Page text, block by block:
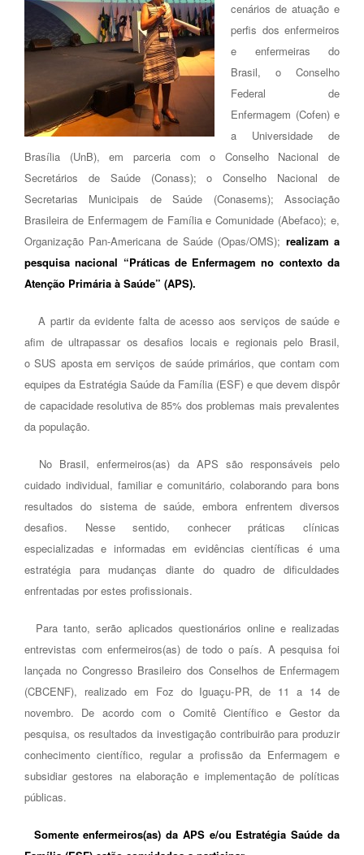
cenários de atuação e
perfis dos enfermeiros
e enfermeiras do
Brasil, o Conselho
Federal de
Enfermagem (Cofen) e
a Universidade de
Brasília (UnB), em parceria com o Conselho Nacional de
Secretários de Saúde (Conass); o Conselho Nacional de
Secretarias Municipais de Saúde (Conasems); Associação
Brasileira de Enfermagem de Família e Comunidade (Abefaco); e,
Organização Pan-Americana de Saúde (Opas/OMS); realizam a
pesquisa nacional “Práticas de Enfermagem no contexto da
Atenção Primária à Saúde” (APS).
A partir da evidente falta de acesso aos serviços de saúde e
afim de ultrapassar os desafios locais e regionais pelo Brasil,
o SUS aposta em serviços de saúde primários, que contam com
equipes da Estratégia Saúde da Família (ESF) e que devem dispôr
de capacidade resolutiva de 85% dos problemas mais prevalentes
da população.
No Brasil, enfermeiros(as) da APS são responsáveis pelo
cuidado individual, familiar e comunitário, colaborando para bons
resultados do sistema de saúde, embora enfrentem diversos
desafios. Nesse sentido, conhecer práticas clínicas
especializadas e informadas em evidências científicas é uma
estratégia para mudanças diante do quadro de dificuldades
enfrentadas por estes profissionais.
Para tanto, serão aplicados questionários online e realizadas
entrevistas com enfermeiros(as) de todo o país. A pesquisa foi
lançada no Congresso Brasileiro dos Conselhos de Enfermagem
(CBCENF), realizado em Foz do Iguaçu-PR, de 11 a 14 de
novembro. De acordo com o Comitê Científico e Gestor da
pesquisa, os resultados da investigação contribuirão para produzir
conhecimento científico, regular a profissão da Enfermagem e
subsidiar gestores na elaboração e implementação de políticas
públicas.
Somente enfermeiros(as) da APS e/ou Estratégia Saúde da